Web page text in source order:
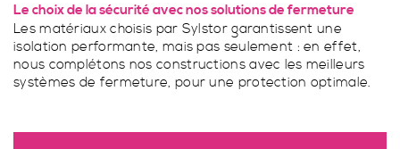
STORES INTÉRIEURS
FENÊTRES ET PORTE FENÊTRES 2 BATTANTS
Le choix de la sécurité avec nos solutions de fermeture
Les matériaux choisis par Sylstor garantissent une
isolation performante, mais pas seulement : en effet,
nous complétons nos constructions avec les meilleurs
systèmes de fermeture, pour une protection optimale.